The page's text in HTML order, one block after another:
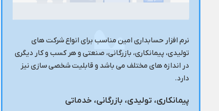
نرم افزار حسابداری امین مناسب برای انواع شرکت های
تولیدی، پیمانکاری، بازرگانی، صنعتی و هر کسب و کار دیگری
در اندازه های مختلف می باشد و قابلیت شخصی سازی نیز
دارد.
پیمانکاری، تولیدی، بازرگانی، خدماتی